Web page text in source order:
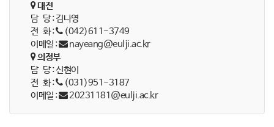
대전
담 당 : 김나영
전 화 :
(042)611-3749
이메일 :
nayeang@eulji.ac.kr
의정부
담 당 : 신현이
전 화 :
(031)951-3187
이메일 :
20231181@eulji.ac.kr